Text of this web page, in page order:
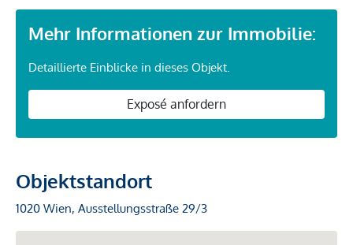
Mehr Informationen zur Immobilie:
Detaillierte Einblicke in dieses Objekt.
Exposé anfordern
Objektstandort
1020 Wien, Ausstellungsstraße 29/3